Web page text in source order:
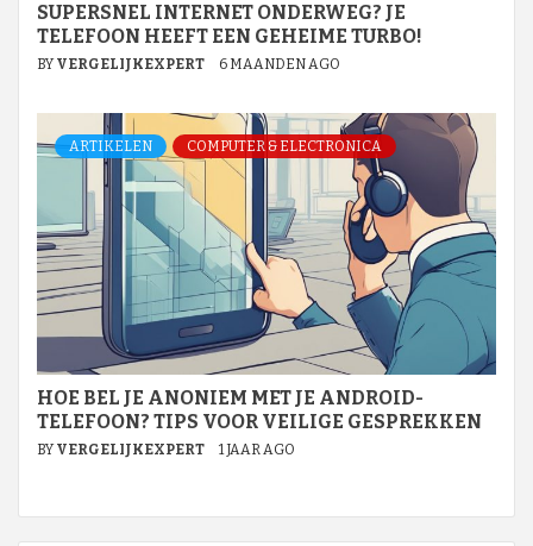
SUPERSNEL INTERNET ONDERWEG? JE
TELEFOON HEEFT EEN GEHEIME TURBO!
BY VERGELIJKEXPERT 6 MAANDEN AGO
ARTIKELEN COMPUTER & ELECTRONICA
HOE BEL JE ANONIEM MET JE ANDROID-
TELEFOON? TIPS VOOR VEILIGE GESPREKKEN
BY VERGELIJKEXPERT 1 JAAR AGO